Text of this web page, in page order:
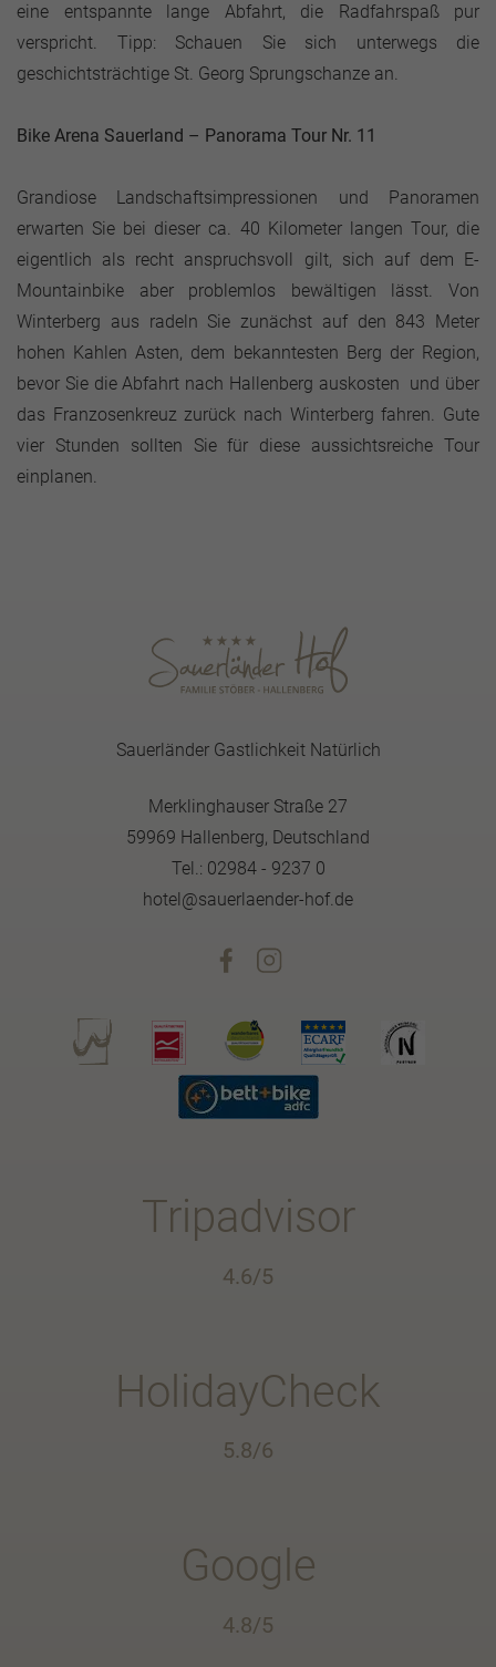
eine entspannte lange Abfahrt, die Radfahrspaß pur
verspricht. Tipp: Schauen Sie sich unterwegs die
geschichtsträchtige St. Georg Sprungschanze an.
Bike Arena Sauerland – Panorama Tour Nr. 11
Grandiose Landschaftsimpressionen und Panoramen
erwarten Sie bei dieser ca. 40 Kilometer langen Tour, die
eigentlich als recht anspruchsvoll gilt, sich auf dem E-
Mountainbike aber problemlos bewältigen lässt. Von
Winterberg aus radeln Sie zunächst auf den 843 Meter
hohen Kahlen Asten, dem bekanntesten Berg der Region,
bevor Sie die Abfahrt nach Hallenberg auskosten und über
das Franzosenkreuz zurück nach Winterberg fahren. Gute
vier Stunden sollten Sie für diese aussichtsreiche Tour
einplanen.
Sauerländer Gastlichkeit Natürlich
Merklinghauser Straße 27
59969 Hallenberg, Deutschland
Tel.: 02984 - 9237 0
hotel@sauerlaender-hof.de
Tripadvisor
4.6/5
HolidayCheck
5.8/6
Google
4.8/5